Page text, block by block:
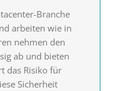
Branche
arbeiten wie in
nehmen den
ab und bieten
das Risiko für
Sicherheit